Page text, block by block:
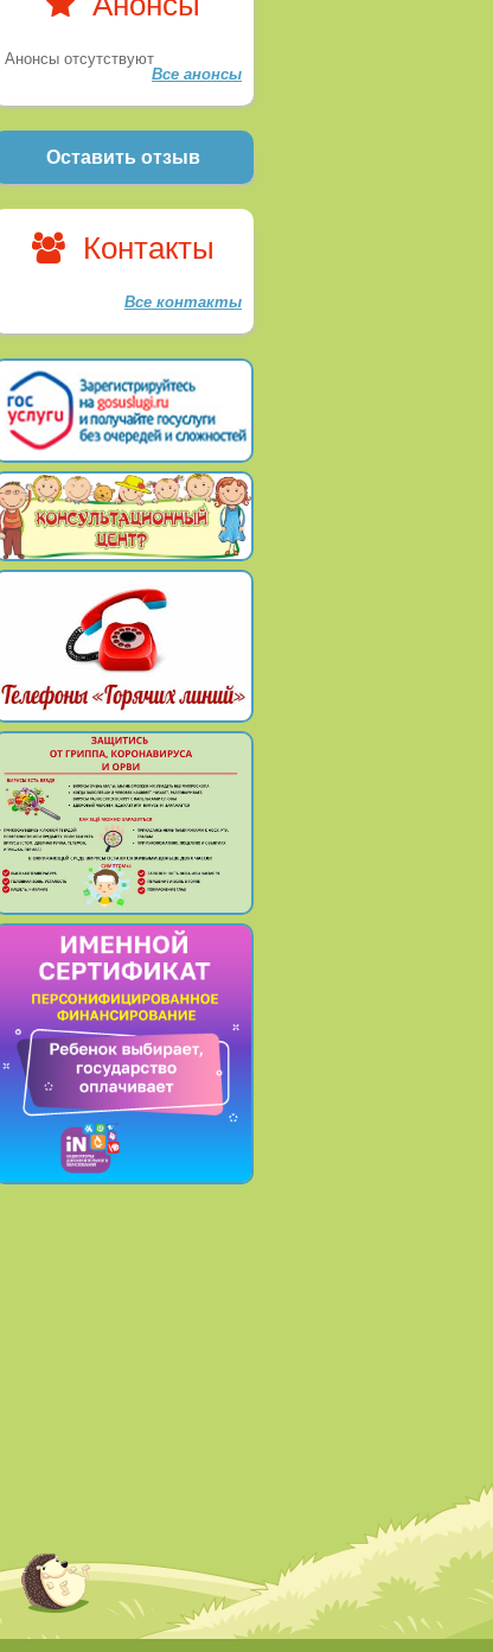
Анонсы отсутствуют
Все анонсы
Оставить отзыв
Контакты
Все контакты